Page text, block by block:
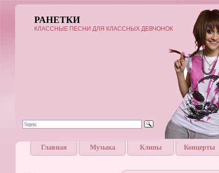
РАНЕТКИ
КЛАССНЫЕ ПЕСНИ ДЛЯ КЛАССНЫХ ДЕВЧОНОК
Главная Музыка Клипы Концерты